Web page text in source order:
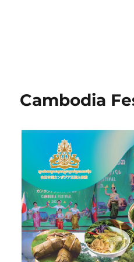
Cambodia